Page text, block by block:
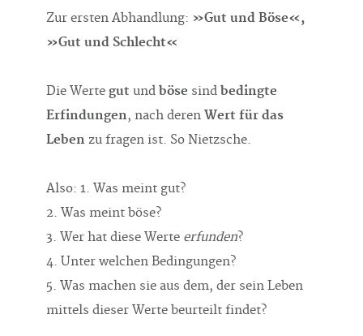
Zur ersten Abhandlung: »Gut und Böse«,
»Gut und Schlecht«
Die Werte gut undböse sindbedingte
Erfindungen, nach derenWert für das
Leben zu fragen ist. So Nietzsche.
Also: 1. Was meint gut?
2. Was meint böse?
3. Wer hat diese Werte erfunden?
4. Unter welchen Bedingungen?
5. Was machen sie aus dem, der sein Leben
mittels dieser Werte beurteilt findet?